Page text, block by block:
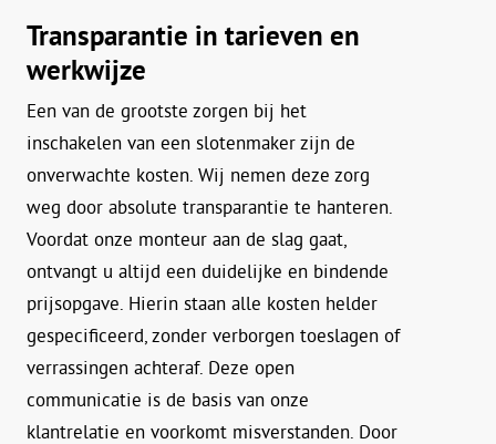
Transparantie in tarieven en
werkwijze
Een van de grootste zorgen bij het
inschakelen van een slotenmaker zijn de
onverwachte kosten. Wij nemen deze zorg
weg door absolute transparantie te hanteren.
Voordat onze monteur aan de slag gaat,
ontvangt u altijd een duidelijke en bindende
prijsopgave. Hierin staan alle kosten helder
gespecificeerd, zonder verborgen toeslagen of
verrassingen achteraf. Deze open
communicatie is de basis van onze
klantrelatie en voorkomt misverstanden. Door